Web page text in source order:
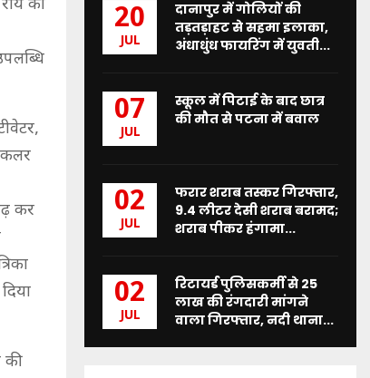
की
कलर
कर
की
20
JUL
दानापुर में गोलियों की
तड़तड़ाहट से सहमा इलाका,
अंधाधुंध फायरिंग में युवती...
07
JUL
स्कूल में पिटाई के बाद छात्र
की मौत से पटना में बवाल
02
JUL
फरार शराब तस्कर गिरफ्तार,
9.4 लीटर देसी शराब बरामद;
शराब पीकर हंगामा...
02
JUL
रिटायर्ड पुलिसकर्मी से 25
लाख की रंगदारी मांगने
वाला गिरफ्तार, नदी थाना...